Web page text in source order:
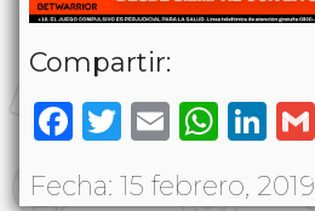
Compartir:
Facebook
Twitter
Email
Fecha: 15 febrero, 2019